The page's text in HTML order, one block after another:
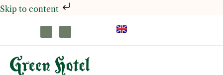
Skip to content